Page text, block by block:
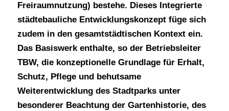
Freiraumnutzung) bestehe. Dieses Integrierte
städtebauliche Entwicklungskonzept füge sich
zudem in den gesamtstädtischen Kontext ein.
Das Basiswerk enthalte, so der Betriebsleiter
TBW, die konzeptionelle Grundlage für Erhalt,
Schutz, Pflege und behutsame
Weiterentwicklung des Stadtparks unter
besonderer Beachtung der Gartenhistorie, des